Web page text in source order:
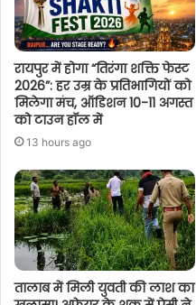
रायपुर में होगा “तिरंगा शक्ति फेस्ट
2026”: हर उम्र के प्रतिभागियों को
मिलेगा मंच, ऑडिशन 10-11 अगस्त
को टाउन हॉल में
13 hours ago
तालाब में मिली युवती की लाश का